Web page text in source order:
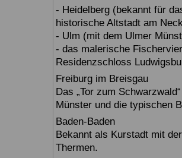
- Heidelberg (bekannt für
historische Altstadt am
- Ulm (mit dem Ulmer
- das malerische
Residenzschloss
Freiburg im Breisgau
Das „Tor zum
Münster und die typischen
Baden-Baden
Bekannt als Kurstadt mit
Thermen.